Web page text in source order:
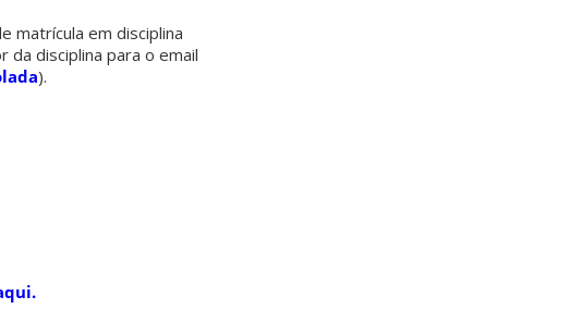
matrícula em disciplina
disciplina para o email
).